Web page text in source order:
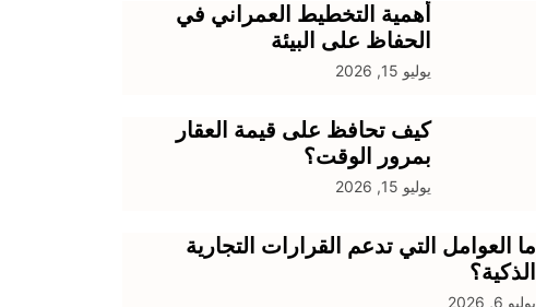
أهمية التخطيط العمراني في
الحفاظ على البيئة
يوليو 15, 2026
كيف تحافظ على قيمة العقار
بمرور الوقت؟
يوليو 15, 2026
ما العوامل التي تدعم القرارات التجارية
الذكية؟
يوليو 6, 2026